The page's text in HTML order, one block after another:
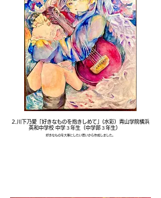
2.川下乃愛「好きなものを抱きしめて」(水彩）青山学院横浜
英和中学校 中学３年生（中学部３年生）
好きなものを大事にしたい思いから作成しました。